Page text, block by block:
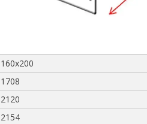
160x200
1708
2120
2154